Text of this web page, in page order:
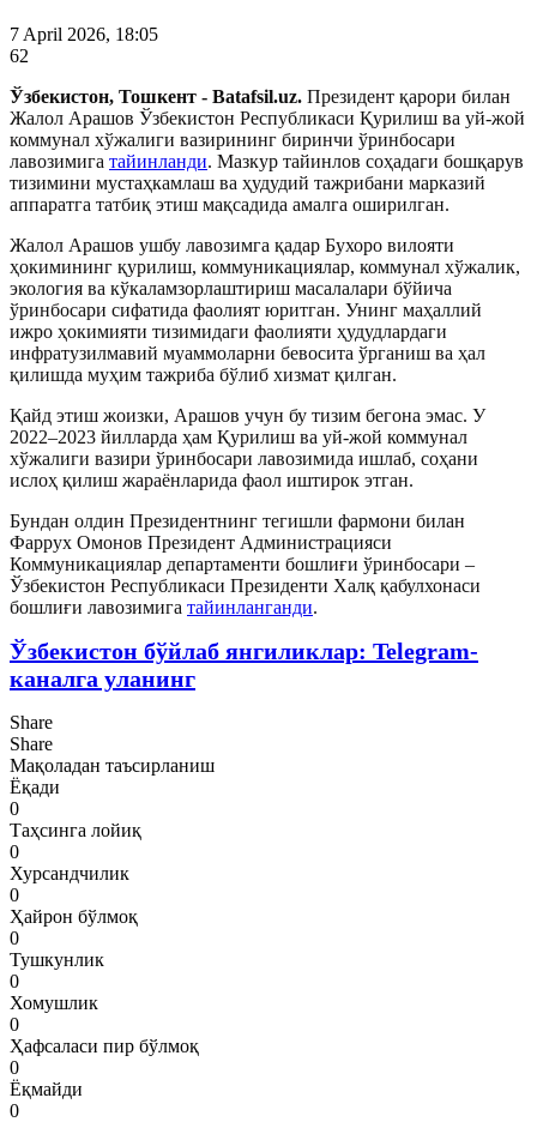
7 April 2026, 18:05
62
Ўзбекистон, Тошкент - Batafsil.uz. Президент қарори билан
Жалол Арашов Ўзбекистон Республикаси Қурилиш ва уй-жой
коммунал хўжалиги вазирининг биринчи ўринбосари
лавозимига тайинланди. Мазкур тайинлов соҳадаги бошқарув
тизимини мустаҳкамлаш ва ҳудудий тажрибани марказий
аппаратга татбиқ этиш мақсадида амалга оширилган.
Жалол Арашов ушбу лавозимга қадар Бухоро вилояти
ҳокимининг қурилиш, коммуникациялар, коммунал хўжалик,
экология ва кўкаламзорлаштириш масалалари бўйича
ўринбосари сифатида фаолият юритган. Унинг маҳаллий
ижро ҳокимияти тизимидаги фаолияти ҳудудлардаги
инфратузилмавий муаммоларни бевосита ўрганиш ва ҳал
қилишда муҳим тажриба бўлиб хизмат қилган.
Қайд этиш жоизки, Арашов учун бу тизим бегона эмас. У
2022–2023 йилларда ҳам Қурилиш ва уй-жой коммунал
хўжалиги вазири ўринбосари лавозимида ишлаб, соҳани
ислоҳ қилиш жараёнларида фаол иштирок этган.
Бундан олдин Президентнинг тегишли фармони билан
Фаррух Омонов Президент Администрацияси
Коммуникациялар департаменти бошлиғи ўринбосари –
Ўзбекистон Республикаси Президенти Халқ қабулхонаси
бошлиғи лавозимига тайинланганди.
Ўзбекистон бўйлаб янгиликлар: Telegram-
каналга уланинг
Share
Share
Мақоладан таъсирланиш
Ёқади
0
Таҳсинга лойиқ
0
Хурсандчилик
0
Ҳайрон бўлмоқ
0
Тушкунлик
0
Хомушлик
0
Ҳафсаласи пир бўлмоқ
0
Ёқмайди
0